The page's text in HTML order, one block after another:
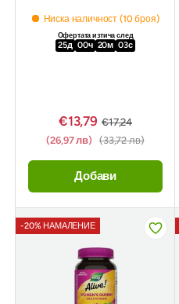
Ниска наличност (10 броя)
Офертата изтича след
25д 00ч 20м 02с
€13,79 €17,24
(26,97 лв) (33,72 лв)
Добави
-20% НАМАЛЕНИЕ